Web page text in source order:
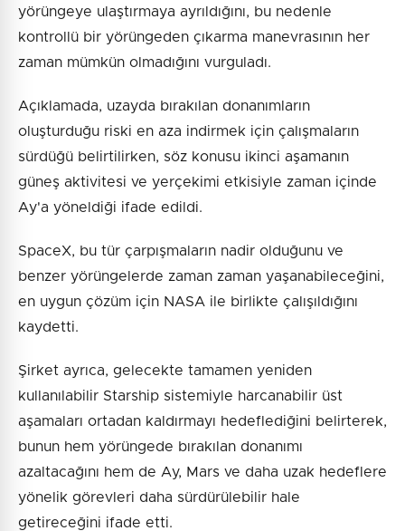
yörüngeye ulaştırmaya ayrıldığını, bu nedenle
kontrollü bir yörüngeden çıkarma manevrasının her
zaman mümkün olmadığını vurguladı.
Açıklamada, uzayda bırakılan donanımların
oluşturduğu riski en aza indirmek için çalışmaların
sürdüğü belirtilirken, söz konusu ikinci aşamanın
güneş aktivitesi ve yerçekimi etkisiyle zaman içinde
Ay'a yöneldiği ifade edildi.
SpaceX, bu tür çarpışmaların nadir olduğunu ve
benzer yörüngelerde zaman zaman yaşanabileceğini,
en uygun çözüm için NASA ile birlikte çalışıldığını
kaydetti.
Şirket ayrıca, gelecekte tamamen yeniden
kullanılabilir Starship sistemiyle harcanabilir üst
aşamaları ortadan kaldırmayı hedeflediğini belirterek,
bunun hem yörüngede bırakılan donanımı
azaltacağını hem de Ay, Mars ve daha uzak hedeflere
yönelik görevleri daha sürdürülebilir hale
getireceğini ifade etti.